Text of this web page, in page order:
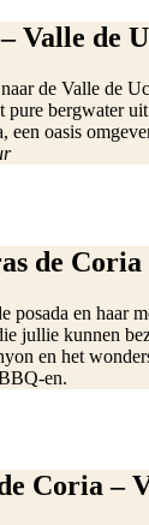
Valle de
de Valle de
bergwater
een oasis
de Coria
posada en haar
jullie kunnen
en het
en.
Coria –